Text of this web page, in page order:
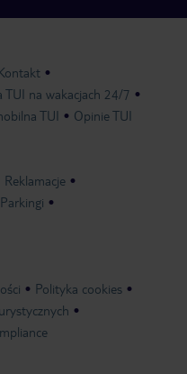
TUI na wakacjach 24/7
TUI Opinie TUI
Reklamacje
Parkingi
Polityka cookies